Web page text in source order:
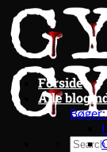
Fortsæt
til
indhold
Forside
Alle